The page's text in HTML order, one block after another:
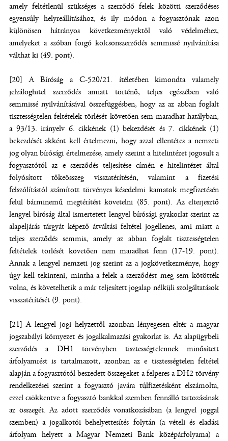
amely feltétlenül szükséges a szerződő felek közötti szerződéses
egyensúly helyreállításához, és ily módon a fogyasztónak azon
különösen hátrányos következményektől való védelméhez,
amelyeket a szóban forgó kölcsönszerződés semmissé nyilvánítása
válthat ki (49. pont).
[20] A Bíróság a C-520/21. ítéletében kimondta valamely
jelzáloghitel szerződés amiatt történő, teljes egészében való
semmissé nyilvánításával összefüggésben, hogy az az abban foglalt
tisztességtelen feltételek törlését követően sem maradhat hatályban,
a 93/13. irányelv 6. cikkének (1) bekezdését és 7. cikkének (1)
bekezdését akként kell értelmezni, hogy azzal ellentétes a nemzeti
jog olyan bírósági értelmezése, amely szerint a hitelintézet jogosult a
fogyasztótól az e szerződés teljesítése címén e hitelintézet által
folyósított tőkeösszeg visszatérítésén, valamint a fizetési
felszólítástól számított törvényes késedelmi kamatok megfizetésén
felül bárminemű megtérítést követelni (85. pont). Az elterjesztő
lengyel bíróság által ismertetett lengyel bírósági gyakorlat szerint az
alapeljárás tárgyát képező átváltási feltétel jogellenes, ami miatt a
teljes szerződés semmis, amely az abban foglalt tisztességtelen
feltételek törlését követően nem maradhat fenn (17-19. pont).
Annak a lengyel nemzeti jog szerint az a jogkövetkezménye, hogy
úgy kell tekinteni, mintha a felek a szerződést meg sem kötötték
volna, és követelhetik a már teljesített jogalap nélküli szolgáltatások
visszatérítését (9. pont).
[21] A lengyel jogi helyzettől azonban lényegesen eltér a magyar
jogszabályi környezet és jogalkalmazási gyakorlat is. Az alapügybeli
szerződés a DH1 törvényben tisztességtelennek minősített
árfolyamrést is tartalmazott, azonban az e tisztességtelen feltétel
alapján a fogyasztótól beszedett összegeket a felperes a DH2 törvény
rendelkezései szerint a fogyasztó javára túlfizetésként elszámolta,
ezzel csökkentve a fogyasztó bankkal szemben fennálló tartozásának
az összegét. Az adott szerződés vonatkozásában (a lengyel joggal
szemben) a jogalkotói behelyettesítés folytán (a vételi és eladási
árfolyam helyett a Magyar Nemzeti Bank középárfolyama) a